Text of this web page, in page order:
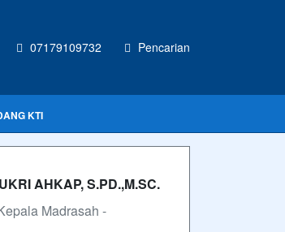
07179109732 Pencarian
KTI
AHKAP, S.PD.,M.SC.
Madrasah -